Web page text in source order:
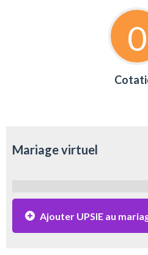
0
Mariage virtuel
Ajouter UPSIE au